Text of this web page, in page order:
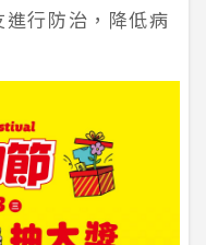
行防治，降低病